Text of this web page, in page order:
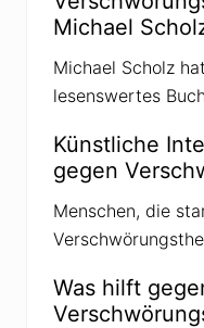
a
n
r
i
v
t
s
c
u
e
i
n
d
Michael
Michael Scholz
lesenswertes
Künstliche
gegen
Menschen, die
Was hilft